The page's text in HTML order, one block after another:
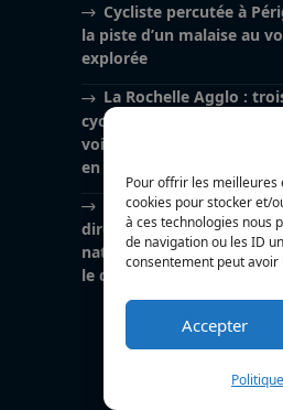
Pour offrir les meilleures
cookies pour stocker et/
à ces technologies nous
de navigation ou les ID
consentement peut
Accepter
Cycliste percutée à
la piste d’un malaise au
explorée
La Rochelle Agglo :
cyclistes percutées par une
voiture à Périgny, une
en urgence absolue
Charente-Maritime : la
directrice de la police
nationale, Myriam Akkari,
le départ vers le Haut-Rhin